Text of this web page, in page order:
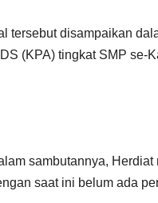
tersebut disampaikan
(KPA) tingkat SMP se-
sambutannya,
saat ini belum ada